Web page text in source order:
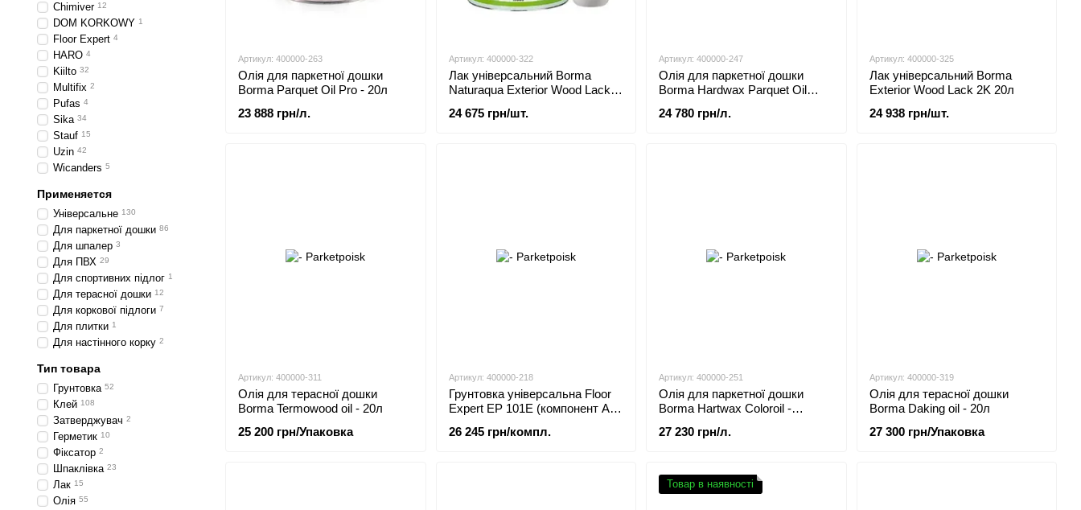
Артикул: 400000-263
Олія для паркетної дошки
Borma Parquet Oil Pro - 20л
23 888 грн/л.
Артикул: 400000-322
Лак універсальний Borma
Naturaqua Exterior Wood Lack
24 675 грн/шт.
Артикул: 400000-247
Олія для паркетної дошки
Borma Hardwax Parquet Oil
24 780 грн/л.
Артикул: 400000-325
Лак універсальний Borma
Exterior Wood Lack 2K 20л
24 938 грн/шт.
Артикул: 400000-311
Олія для терасної дошки
Borma Termowood oil - 20л
25 200 грн/Упаковка
Артикул: 400000-218
Грунтовка універсальна Floor
Expert EP 101E (компонент A
26 245 грн/компл.
Артикул: 400000-251
Олія для паркетної дошки
Borma Hartwax Coloroil -
27 230 грн/л.
Артикул: 400000-319
Олія для терасної дошки
Borma Daking oil - 20л
27 300 грн/Упаковка
Товар в наявності
Chimiver 12
DOM KORKOWY 1
Floor Expert 4
HARO 4
Kiilto 32
Multifix 2
Pufas 4
Sika 34
Stauf 15
Uzin 42
Wicanders 5
Применяется
Універсальне 130
Для паркетної дошки 86
Для шпалер 3
Для ПВХ 29
Для спортивних підлог 1
Для терасної дошки 12
Для коркової підлоги 7
Для плитки 1
Для настінного корку 2
Тип товара
Грунтовка 52
Клей 108
Затверджувач 2
Герметик 10
Фіксатор 2
Шпаклівка 23
Лак 15
Олія 55